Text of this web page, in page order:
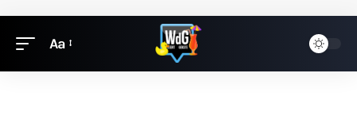
Aa